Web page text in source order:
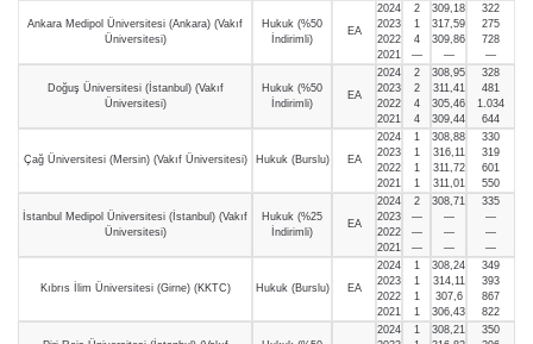
Ankara Medipol Üniversitesi (Ankara) (Vakıf
Üniversitesi)
Hukuk (%50
İndirimli)
EA
2024
2023
2022
2021
2
1
4
—
309,18
317,59
309,86
—
322
275
728
—
Doğuş Üniversitesi (İstanbul) (Vakıf
Üniversitesi)
Hukuk (%50
İndirimli)
EA
2024
2023
2022
2021
2
2
4
4
308,95
311,41
305,46
309,44
328
481
1.034
644
Çağ Üniversitesi (Mersin) (Vakıf Üniversitesi) Hukuk (Burslu) EA
2024
2023
2022
2021
1
1
1
1
308,88
316,11
311,72
311,01
330
319
601
550
İstanbul Medipol Üniversitesi (İstanbul) (Vakıf
Üniversitesi)
Hukuk (%25
İndirimli)
EA
2024
2023
2022
2021
2
—
—
—
308,71
—
—
—
335
—
—
—
Kıbrıs İlim Üniversitesi (Girne) (KKTC) Hukuk (Burslu) EA
2024
2023
2022
2021
1
1
1
1
308,24
314,11
307,6
306,43
349
393
867
822
2024
1
308,21
350